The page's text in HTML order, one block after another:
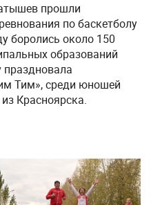
прошли
по баскетболу
боролись около 150
образований
Тим», среди юношей
Красноярска.